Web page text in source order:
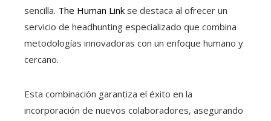
sencilla. The Human Link se destaca al ofrecer un
servicio de headhunting especializado que combina
metodologías innovadoras con un enfoque humano y
cercano.
Esta combinación garantiza el éxito en la
incorporación de nuevos colaboradores, asegurando